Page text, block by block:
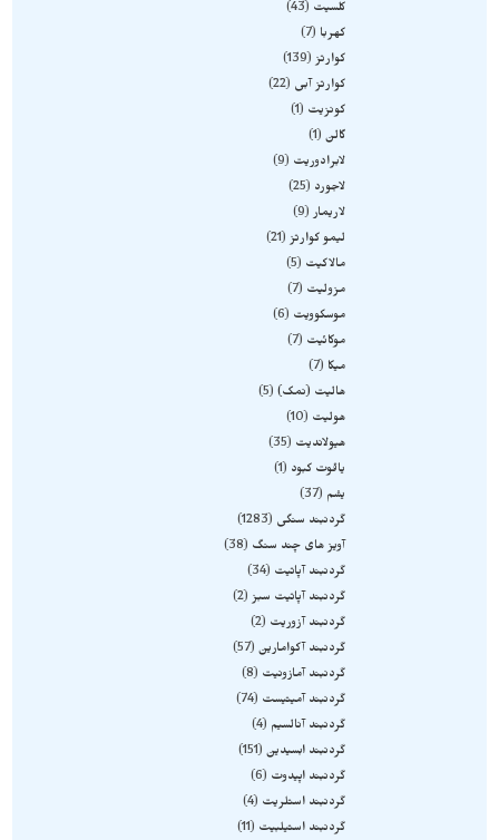
کلسیت
43
کهربا
7
کوارتز
139
کوارتز آبی
22
کونزیت
1
گالن 1
لابرادوریت
9
لاجورد
25
لاریمار
9
لیمو کوارتز
21
مالاکیت
5
مزولیت
7
موسکوویت
6
موکائیت
7
میکا
7
هالیت (نمک) 5
هولیت
10
هیولاندیت
35
یاقوت کبود
1
یشم
37
گردنبند سنگی
1283
آویز های چند سنگ
38
گردنبند آپاتیت
34
گردنبند آپاتیت سبز
2
گردنبند آزوریت
2
گردنبند آکوامارین 57
گردنبند آمازونیت
8
گردنبند آمیتیست
74
گردنبند آنالسیم
4
گردنبند ابسیدین 151
گردنبند اپیدوت
6
گردنبند استلریت
4
گردنبند استیلبیت
11